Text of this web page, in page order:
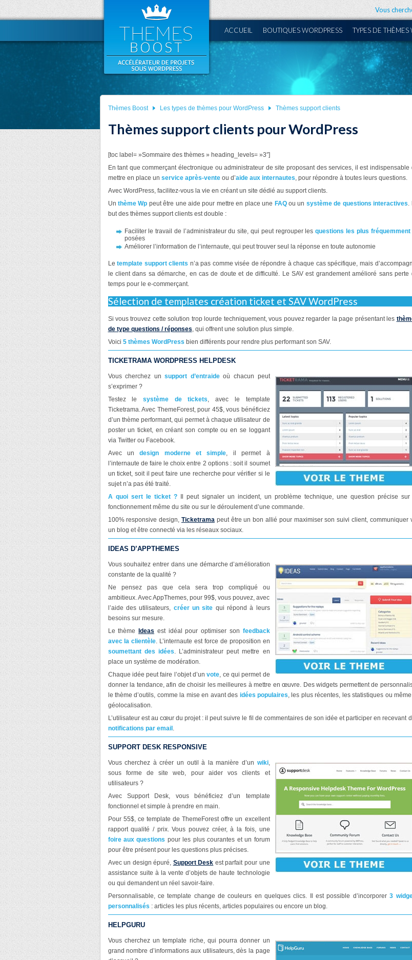
Vous
ACCUEIL BOUTIQUES WORDPRESS TYPES DE THÈMES
Thèmes Boost Les types de thèmes pour WordPress Thèmes support clients
Thèmes support clients pour WordPress
[toc label= »Sommaire des thèmes » heading_levels= »3″]
En tant que commerçant électronique ou administrateur de site proposant des services, il est indispensable
mettre en place un service après-venteou d’aide aux internautes, pour répondre à toutes leurs questions.
Avec WordPress, facilitez-vous la vie en créant un site dédié au support clients.
Un thème Wp peut être une aide pour mettre en place une FAQou un système de questions interactives.
but des thèmes support clients est double :
Faciliter le travail de l’administrateur du site, qui peut regrouper lesquestions les plus fréquemment
posées
Améliorer l’information de l’internaute, qui peut trouver seul la réponse en toute autonomie
Letemplate support clients n’a pas comme visée de répondre à chaque cas spécifique, mais
le client dans sa démarche, en cas de doute et de difficulté. Le SAV est grandement amélioré sans perte
temps pour le e-commerçant.
Sélection de templates création ticket et SAV WordPress
Si vous trouvez cette solution trop lourde techniquement, vous pouvez regarder la page présentant les
de type questions / réponses, qui offrent une solution plus simple.
Voici 5 thèmes WordPress bien différents pour rendre plus performant son SAV.
TICKETRAMA WORDPRESS HELPDESK
Vous cherchez unsupport d’entraideoù chacun peut
s’exprimer ?
Testez le système de tickets, avec le template
Ticketrama. Avec ThemeForest, pour 45$, vous bénéficiez
d’un thème performant, qui permet à chaque utilisateur de
poster un ticket, en créant son compte ou en se loggant
via Twitter ou Facebook.
Avec undesign moderne et simple, il permet à
l’internaute de faire le choix entre 2 options : soit il soumet
un ticket, soit il peut faire une recherche pour vérifier si le
sujet n’a pas été traité.
A quoi sert le ticket ?Il peut signaler un incident, un problème technique, une question précise sur
fonctionnement même du site ou sur le déroulement d’une commande.
100% responsive design, Ticketramapeut être un bon allié pour maximiser son suivi client, communiquer
un blog et être connecté via les réseaux sociaux.
IDEAS D’APPTHEMES
Vous souhaitez entrer dans une démarche d’amélioration
constante de la qualité ?
Ne pensez pas que cela sera trop compliqué ou
ambitieux. Avec AppThemes, pour 99$, vous pouvez, avec
l’aide des utilisateurs, créer un site qui répond à leurs
besoins sur mesure.
Le thème
Ideas est idéal pour optimiser son feedback
avec la clientèle. L’internaute est force de proposition en
soumettant des idées. L’administrateur peut mettre en
place un système de modération.
Chaque idée peut faire l’objet d’unvote, ce qui permet de
donner la tendance, afin de choisir les meilleures à mettre en œuvre. Des widgets permettent de
le thème d’outils, comme la mise en avant des idées populaires, les plus récentes, les statistiques ou
géolocalisation.
L’utilisateur est au cœur du projet : il peut suivre le fil de commentaires de son idée et participer en recevant
notifications par email .
SUPPORT DESK RESPONSIVE
Vous cherchez à créer un outil à la manière d’un wiki,
sous forme de site web, pour aider vos clients et
utilisateurs ?
Avec Support Desk, vous bénéficiez d’un template
fonctionnel et simple à prendre en main.
Pour 55$, ce template de ThemeForest offre un excellent
rapport qualité / prix. Vous pouvez créer, à la fois, une
foire aux questions pour les plus courantes et un forum
pour être présent pour les questions plus précises.
Avec un design épuré, Support Desk est parfait pour une
assistance suite à la vente d’objets de haute technologie
ou qui demandent un réel savoir-faire.
Personnalisable, ce template change de couleurs en quelques clics. Il est possible d’incorporer3
personnalisés : articles les plus récents, articles populaires ou encore un blog.
HELPGURU
Vous cherchez un template riche, qui pourra donner un
grand nombre d’informations aux utilisateurs, dès la page